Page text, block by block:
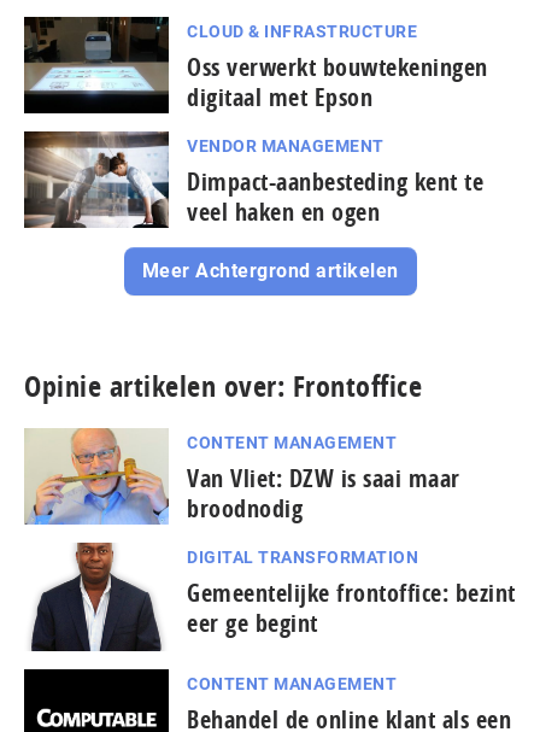
CLOUD & INFRASTRUCTURE
Oss verwerkt bouwtekeningen
digitaal met Epson
VENDOR MANAGEMENT
Dimpact-aanbesteding kent te
veel haken en ogen
Meer Achtergrond artikelen
Opinie artikelen over: Frontoffice
CONTENT MANAGEMENT
Van Vliet: DZW is saai maar
broodnodig
DIGITAL TRANSFORMATION
Gemeentelijke frontoffice: bezint
eer ge begint
CONTENT MANAGEMENT
Behandel de online klant als een